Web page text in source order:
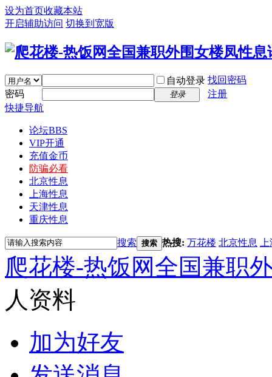
设为首页收藏本站
开启辅助访问 切换到宽版
自动登录 找回密码
密码
登录
注册
快捷导航
论坛BBS
VIP开通
充值金币
防骗必看
北京性息
上海性息
天津性息
重庆性息
搜索 搜索 热搜: 万花楼 北京性息
爬花楼-热饭网全国兼职
人资料
加为好友